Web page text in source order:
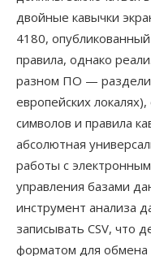
двойные кавычки
4180,
правила, однако
разном ПО —
европейских
символов и правила
абсолютная
работы с
управления базами
инструмент анализа
записывать CSV, что
форматом для